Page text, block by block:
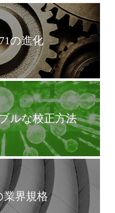
の進化
ルな校正方法
界規格